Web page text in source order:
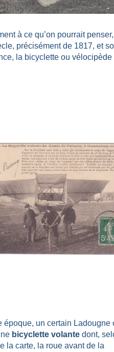
à ce qu’on pourrait
précisément de 1817, et
la bicyclette ou
époque, un certain Ladougne
bicyclette volante dont,
la carte, la roue avant de la